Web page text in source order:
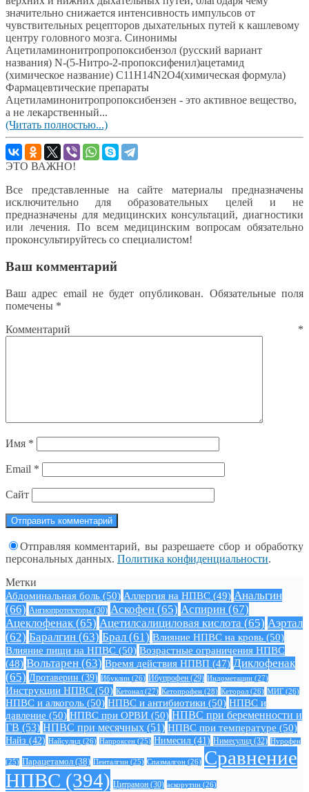
значительно снижается интенсивность импульсов от
чувствительных рецепторов дыхательных путей к кашлевому
центру головного мозга. Синонимы
Ацетиламинонитропропоксибензол (русский вариант
названия) N-(5-Нитро-2-пропоксифенил)ацетамид
(химическое название) C11H14N2O4(химическая формула)
Фармацевтические препараты
Ацетиламинонитропропоксибензен - это активное вещество,
а не лекарственный...
(Читать полностью...)
ЭТО ВАЖНО!
Все представленные на сайте материалы предназначены
исключительно для образовательных целей и не
предназначены для медицинских консультаций, диагностики
или лечения. По всем медицинским вопросам обязательно
проконсультируйтесь со специалистом!
Ваш комментарий
Ваш адрес email не будет опубликован. Обязательные поля
помечены *
Комментарий *
Имя *
Email *
Сайт
Отправляя комментарий, вы разрешаете сбор и обработку
персональных данных. Политика конфиденциальности.
Метки
Абдоминальная боль (50) Аллергия на НПВС (49) Анальгин
(66) Ангиопротекторы (30) Аскофен (65) Аспирин (67)
Ацеклофенак (65) Ацетилсалициловая кислота (65) Аэртал
(62) Баралгин (63) Брал (61) Влияние НПВС на кровь (50)
Влияние пищи на НПВС (50) Возрастные ограничения НПВС
(48) Вольтарен (63) Время действия НПВП (47) Диклофенак
(65) Дротаверин (39) Ибуклин (26) Ибупрофен (29) Индометацин (27)
Инструкции НПВС (50) Кетонал (27) Кетопрофен (28) Кеторол (26) МИГ (26)
НПВС и алкоголь (50) НПВС и антибиотики (50) НПВС и
давление (50) НПВС при ОРВИ (50) НПВС при беременности и
ГВ (53) НПВС при месячных (51) НПВС при температуре (50)
Найз (42) Найсулид (26) Напроксен (25) Нимесил (41) Нимесулид (32) Нурофен
(25) Парацетамол (38) Пенталгин (25) Спазмалгон (26) Сравнение
НПВС (394) Цитрамон (30) аскорутин (26)